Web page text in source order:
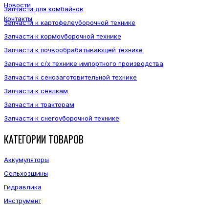
Новости
Контакты
Запчасти для комбайнов
Запчасти к картофелеуборочной технике
Запчасти к кормоуборочной технике
Запчасти к почвообрабатывающей технике
Запчасти к с/х технике импортного производства
Запчасти к сенозаготовительной технике
Запчасти к сеялкам
Запчасти к тракторам
Запчасти к снегоуборочной технике
КАТЕГОРИИ ТОВАРОВ
Аккумуляторы
Сельхозшины
Гидравлика
Инструмент